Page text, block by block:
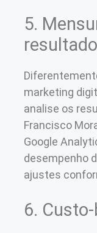
5.
marketing
analise os
Francisco
Google
desempenho
ajustes
6.